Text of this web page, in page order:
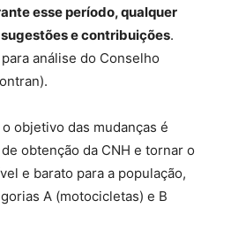
esse período, qualquer
e contribuições.
análise do Conselho
objetivo das mudanças é
obtenção da CNH e tornar o
e barato para a população,
A (motocicletas) e B